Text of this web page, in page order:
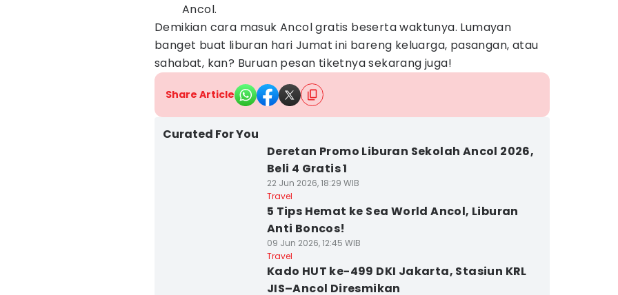
Ancol.
Demikian cara masuk Ancol gratis beserta waktunya. Lumayan
banget buat liburan hari Jumat ini bareng keluarga, pasangan, atau
sahabat, kan? Buruan pesan tiketnya sekarang juga!
Share Article
Curated For You
Deretan Promo Liburan Sekolah Ancol 2026,
Beli 4 Gratis 1
22 Jun 2026, 18:29 WIB
Travel
5 Tips Hemat ke Sea World Ancol, Liburan
Anti Boncos!
09 Jun 2026, 12:45 WIB
Travel
Kado HUT ke-499 DKI Jakarta, Stasiun KRL
JIS–Ancol Diresmikan